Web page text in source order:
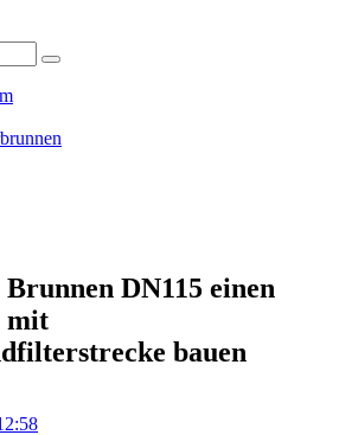
DN115 einen
mit
bauen